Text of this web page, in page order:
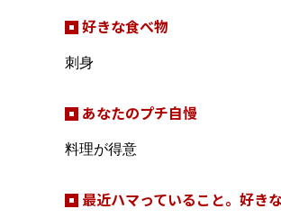
好きな食べ物
刺身
あなたのプチ自慢
料理が得意
最近ハマっていること。好き